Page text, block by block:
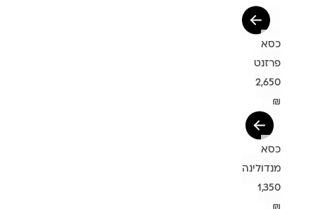
כסא
פרזנט
2,650
כסא
מנדולינה
1,350